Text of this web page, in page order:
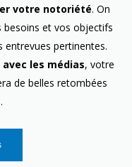
votre notoriété. On
besoins et vos objectifs
entrevues pertinentes.
les médias, votre
de belles retombées